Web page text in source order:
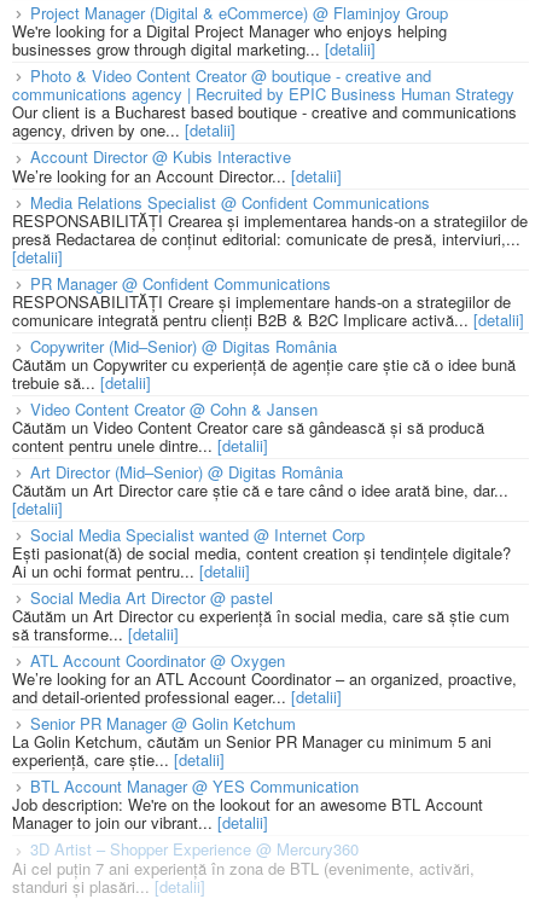
Project Manager (Digital & eCommerce) @ Flaminjoy Group
We're looking for a Digital Project Manager who enjoys helping
businesses grow through digital marketing... [detalii]
Photo & Video Content Creator @ boutique - creative and
communications agency | Recruited by EPIC Business Human Strategy
Our client is a Bucharest based boutique - creative and communications
agency, driven by one... [detalii]
Account Director @ Kubis Interactive
We’re looking for an Account Director... [detalii]
Media Relations Specialist @ Confident Communications
RESPONSABILITĂȚI Crearea și implementarea hands-on a strategiilor de
presă Redactarea de conținut editorial: comunicate de presă, interviuri,...
[detalii]
PR Manager @ Confident Communications
RESPONSABILITĂȚI Creare și implementare hands-on a strategiilor de
comunicare integrată pentru clienți B2B & B2C Implicare activă... [detalii]
Copywriter (Mid–Senior) @ Digitas România
Căutăm un Copywriter cu experiență de agenție care știe că o idee bună
trebuie să... [detalii]
Video Content Creator @ Cohn & Jansen
Căutăm un Video Content Creator care să gândească și să producă
content pentru unele dintre... [detalii]
Art Director (Mid–Senior) @ Digitas România
Căutăm un Art Director care știe că e tare când o idee arată bine, dar...
[detalii]
Social Media Specialist wanted @ Internet Corp
Ești pasionat(ă) de social media, content creation și tendințele digitale?
Ai un ochi format pentru... [detalii]
Social Media Art Director @ pastel
Căutăm un Art Director cu experiență în social media, care să știe cum
să transforme... [detalii]
ATL Account Coordinator @ Oxygen
We’re looking for an ATL Account Coordinator – an organized, proactive,
and detail-oriented professional eager... [detalii]
Senior PR Manager @ Golin Ketchum
La Golin Ketchum, căutăm un Senior PR Manager cu minimum 5 ani
experiență, care știe... [detalii]
BTL Account Manager @ YES Communication
Job description: We're on the lookout for an awesome BTL Account
Manager to join our vibrant... [detalii]
3D Artist – Shopper Experience @ Mercury360
Ai cel puțin 7 ani experiență în zona de BTL (evenimente, activări,
standuri și plasări...[detalii]